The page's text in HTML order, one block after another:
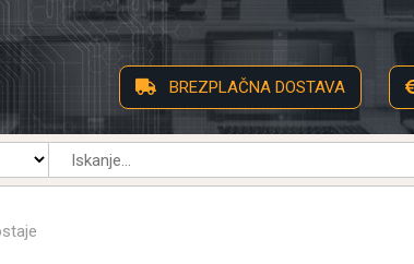
BREZPLAČNA DOSTAVA